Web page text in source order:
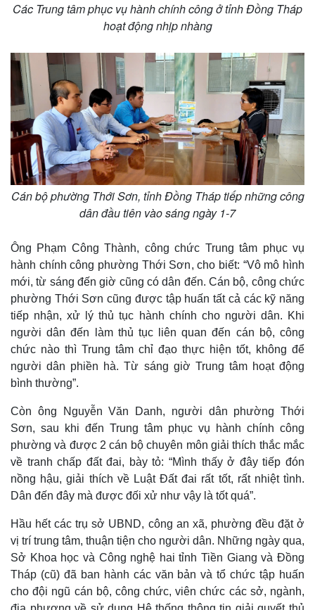
Kinh tế
Khởi nghiệp
Tiêu dùng
Tỷ giá
Chứng khoán
Giá cà phê
Các Trung tâm phục vụ hành chính công ở tỉnh Đồng Tháp
hoạt động nhịp nhàng
Cán bộ phường Thới Sơn, tỉnh Đồng Tháp tiếp những công
dân đầu tiên vào sáng ngày 1-7
Ông Phạm Công Thành, công chức Trung tâm phục vụ
hành chính công phường Thới Sơn, cho biết: “Vô mô hình
mới, từ sáng đến giờ cũng có dân đến. Cán bộ, công chức
phường Thới Sơn cũng được tập huấn tất cả các kỹ năng
tiếp nhận, xử lý thủ tục hành chính cho người dân. Khi
người dân đến làm thủ tục liên quan đến cán bộ, công
chức nào thì Trung tâm chỉ đạo thực hiện tốt, không để
người dân phiền hà. Từ sáng giờ Trung tâm hoạt động
bình thường”.
Còn ông Nguyễn Văn Danh, người dân phường Thới
Sơn, sau khi đến Trung tâm phục vụ hành chính công
phường và được 2 cán bộ chuyên môn giải thích thắc mắc
về tranh chấp đất đai, bày tỏ: “Mình thấy ở đây tiếp đón
nồng hậu, giải thích về Luật Đất đai rất tốt, rất nhiệt tình.
Dân đến đây mà được đối xử như vậy là tốt quá”.
Hầu hết các trụ sở UBND, công an xã, phường đều đặt ở
vị trí trung tâm, thuận tiện cho người dân. Những ngày qua,
Sở Khoa học và Công nghệ hai tỉnh Tiền Giang và Đồng
Tháp (cũ) đã ban hành các văn bản và tổ chức tập huấn
cho đội ngũ cán bộ, công chức, viên chức các sở, ngành,